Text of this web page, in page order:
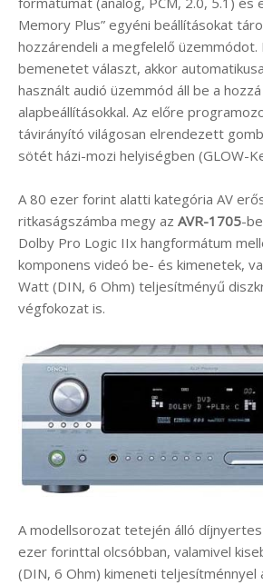
Memory Plus” egyéni beállításokat
hozzárendeli a megfelelő üzemmódot.
bemenetet választ, akkor
használt audió üzemmód áll be a
alapbeállításokkal. Az előre
távirányító világosan elrendezett
sötét házi-mozi helyiségben (GLOW-
A 80 ezer forint alatti kategória AV
ritkaságszámba megy az AVR-1705-
Dolby Pro Logic IIx hangformátum
komponens videó be- és kimenetek,
Watt (DIN, 6 Ohm) teljesítményű
végfokozat is.
A modellsorozat tetején álló díjnyertes
ezer forinttal olcsóbban, valamivel
(DIN, 6 Ohm) kimeneti teljesítménnyel